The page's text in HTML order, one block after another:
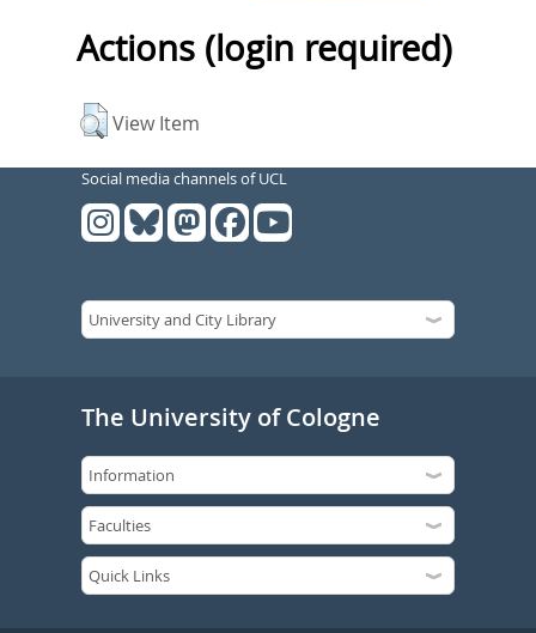
Actions (login required)
View Item
Social media channels of UCL
The University of Cologne